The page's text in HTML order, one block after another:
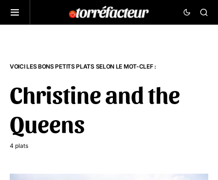
VOICI LES BONS PETITS PLATS SELON LE MOT-CLEF :
Christine and the
Queens
4 plats